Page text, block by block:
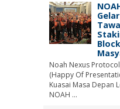
Noah Nexus
(Happy Of
Kuasai Masa Depan
NOAH ...